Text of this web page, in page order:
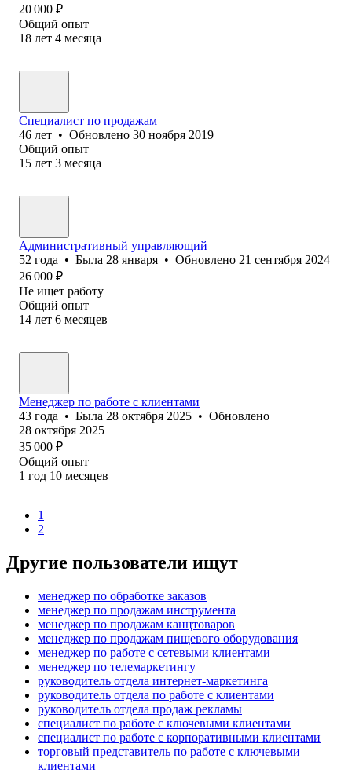
20 000 ₽
Общий опыт
18 лет 4 месяца
Специалист по продажам
46 лет • Обновлено 30 ноября 2019
Общий опыт
15 лет 3 месяца
Административный управляющий
52 года • Была 28 января • Обновлено 21 сентября 2024
26 000 ₽
Не ищет работу
Общий опыт
14 лет 6 месяцев
Менеджер по работе с клиентами
43 года • Была 28 октября 2025 • Обновлено
28 октября 2025
35 000 ₽
Общий опыт
1 год 10 месяцев
1
2
Другие пользователи ищут
менеджер по обработке заказов
менеджер по продажам инструмента
менеджер по продажам канцтоваров
менеджер по продажам пищевого оборудования
менеджер по работе с сетевыми клиентами
менеджер по телемаркетингу
руководитель отдела интернет-маркетинга
руководитель отдела по работе с клиентами
руководитель отдела продаж рекламы
специалист по работе с ключевыми клиентами
специалист по работе с корпоративными клиентами
торговый представитель по работе с ключевыми
клиентами